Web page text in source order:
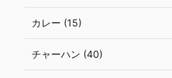
カレー (15)
チャーハン (40)